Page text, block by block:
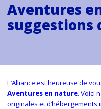
Aventures
suggestions
L’Alliance est heureuse de
Aventures en nature. Voici
originales etd’hébergements